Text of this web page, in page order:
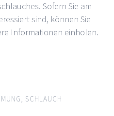
Sofern Sie am
sind, können Sie
Informationen einholen.
, SCHLAUCH